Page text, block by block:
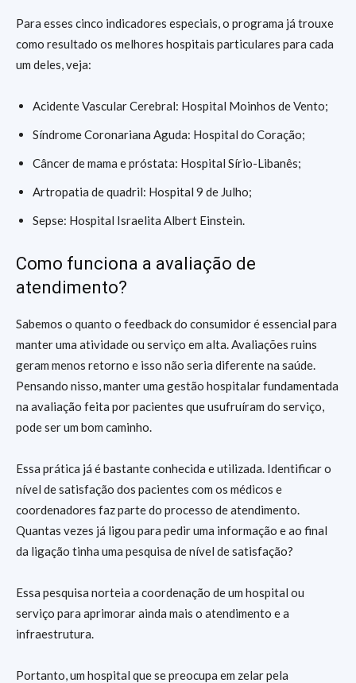
Para esses cinco indicadores especiais, o programa já trouxe
como resultado os melhores hospitais particulares para cada
um deles, veja:
Acidente Vascular Cerebral: Hospital Moinhos de Vento;
Síndrome Coronariana Aguda: Hospital do Coração;
Câncer de mama e próstata: Hospital Sírio-Libanês;
Artropatia de quadril: Hospital 9 de Julho;
Sepse: Hospital Israelita Albert Einstein.
Como funciona a avaliação de
atendimento?
Sabemos o quanto o feedback do consumidor é essencial para
manter uma atividade ou serviço em alta. Avaliações ruins
geram menos retorno e isso não seria diferente na saúde.
Pensando nisso, manter uma gestão hospitalar fundamentada
na avaliação feita por pacientes que usufruíram do serviço,
pode ser um bom caminho.
Essa prática já é bastante conhecida e utilizada. Identificar o
nível de satisfação dos pacientes com os médicos e
coordenadores faz parte do processo de atendimento.
Quantas vezes já ligou para pedir uma informação e ao final
da ligação tinha uma pesquisa de nível de satisfação?
Essa pesquisa norteia a coordenação de um hospital ou
serviço para aprimorar ainda mais o atendimento e a
infraestrutura.
Portanto, um hospital que se preocupa em zelar pela